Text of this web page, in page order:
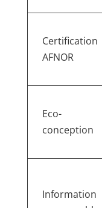
Certification
AFNOR
Eco-
conception
Information